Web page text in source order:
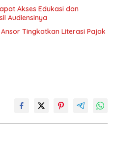
Akses Edukasi dan
Audiensinya
Tingkatkan Literasi Pajak